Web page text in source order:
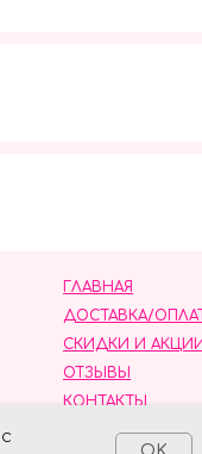
OK
ОТЗЫВЫ
ГЛАВНАЯ
ДОСТАВКА/
СКИДКИ И
КОНТАКТЫ
данных